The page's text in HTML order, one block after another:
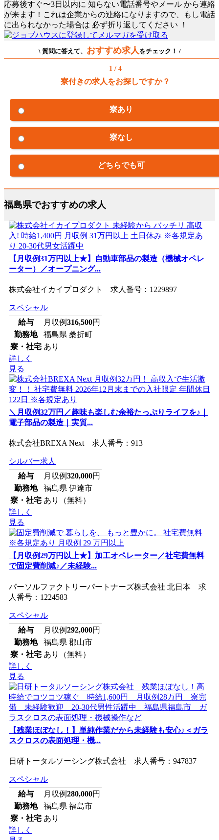
応募後すぐ〜3日以内に 知らない電話番号やメール から連絡
が来ます！これは企業からの連絡になりますので、もし電話
に出られなかった場合は 必ず折り返してください ！
\ 質問に答えて、 おすすめ求人をチェック！ /
1 / 4
寮付きの求人をお探しですか？
寮あり
寮なし
どちらでも可
福島県でおすすめの求人
【月収例31万円以上★】自動車部品の製造（機械オペレ
ーター）／オープニング...
株式会社イカイプロダクト 求人番号：1229897
スペシャル
給与
月収例316,500円
勤務地
福島県 桑折町
寮・社宅 あり
詳しく
見る
＼月収例32万円／趣味も楽しむ余裕たっぷりライフを♪｜
電子部品の製造｜実質...
株式会社BREXA Next 求人番号：913
シルバー求人
給与
月収例320,000円
勤務地
福島県 伊達市
寮・社宅 あり（無料）
詳しく
見る
【月収例29万円以上★】加工オペレーター／社宅費無料
で固定費削減♪／未経験...
パーソルファクトリーパートナーズ株式会社 北日本 求
人番号：1224583
スペシャル
給与
月収例292,000円
勤務地
福島県 郡山市
寮・社宅 あり（無料）
詳しく
見る
【残業ほぼなし！】単純作業だから未経験も安心♪＜ガラ
スクロスの表面処理・機...
日研トータルソーシング株式会社 求人番号：947837
スペシャル
給与
月収例280,000円
勤務地
福島県 福島市
寮・社宅 あり
詳しく